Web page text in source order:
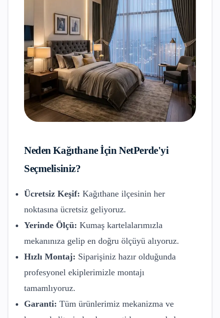
NedenKağıthaneİçin NetPerde'yi
Seçmelisiniz?
Ücretsiz Keşif: Kağıthane ilçesinin her
noktasına ücretsiz geliyoruz.
Yerinde Ölçü: Kumaş kartelalarımızla
mekanınıza gelip en doğru ölçüyü alıyoruz.
Hızlı Montaj: Siparişiniz hazır olduğunda
profesyonel ekiplerimizle montajı
tamamlıyoruz.
Garanti: Tüm ürünlerimiz mekanizma ve